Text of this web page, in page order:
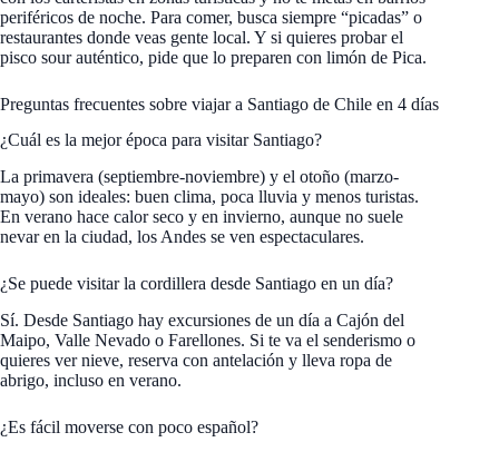
periféricos de noche. Para comer, busca siempre “picadas” o
restaurantes donde veas gente local. Y si quieres probar el
pisco sour auténtico, pide que lo preparen con limón de Pica.
Preguntas frecuentes sobre viajar a Santiago de Chile en 4 días
¿Cuál es la mejor época para visitar Santiago?
La primavera (septiembre-noviembre) y el otoño (marzo-
mayo) son ideales: buen clima, poca lluvia y menos turistas.
En verano hace calor seco y en invierno, aunque no suele
nevar en la ciudad, los Andes se ven espectaculares.
¿Se puede visitar la cordillera desde Santiago en un día?
Sí. Desde Santiago hay excursiones de un día a Cajón del
Maipo, Valle Nevado o Farellones. Si te va el senderismo o
quieres ver nieve, reserva con antelación y lleva ropa de
abrigo, incluso en verano.
¿Es fácil moverse con poco español?